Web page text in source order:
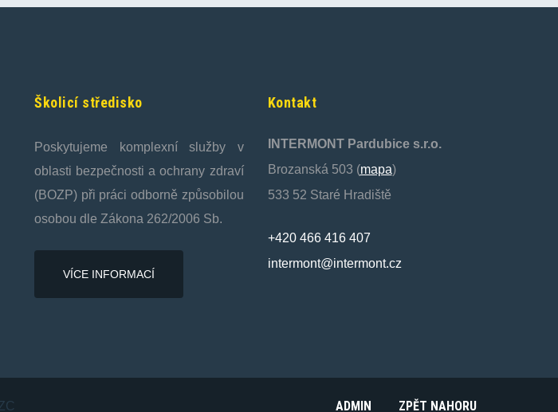
Kontakt
INTERMONT Pardubice s.r.o.
Brozanská 503 (mapa)
533 52 Staré Hradiště
+420 466 416 407
intermont@intermont.cz
Školicí středisko
Poskytujeme komplexní služby v
oblasti bezpečnosti a ochrany zdraví
(BOZP) při práci odborně způsobilou
osobou dle Zákona 262/2006 Sb.
VÍCE INFORMACÍ
ADMIN ZPĚT NAHORU